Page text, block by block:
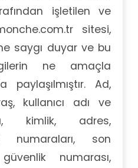
işletilen ve
sitesi,
saygı duyar ve bu
ne amaçla
paylaşılmıştır. Ad,
kullanıcı adı ve
kimlik, adres,
numaraları, son
numarası,